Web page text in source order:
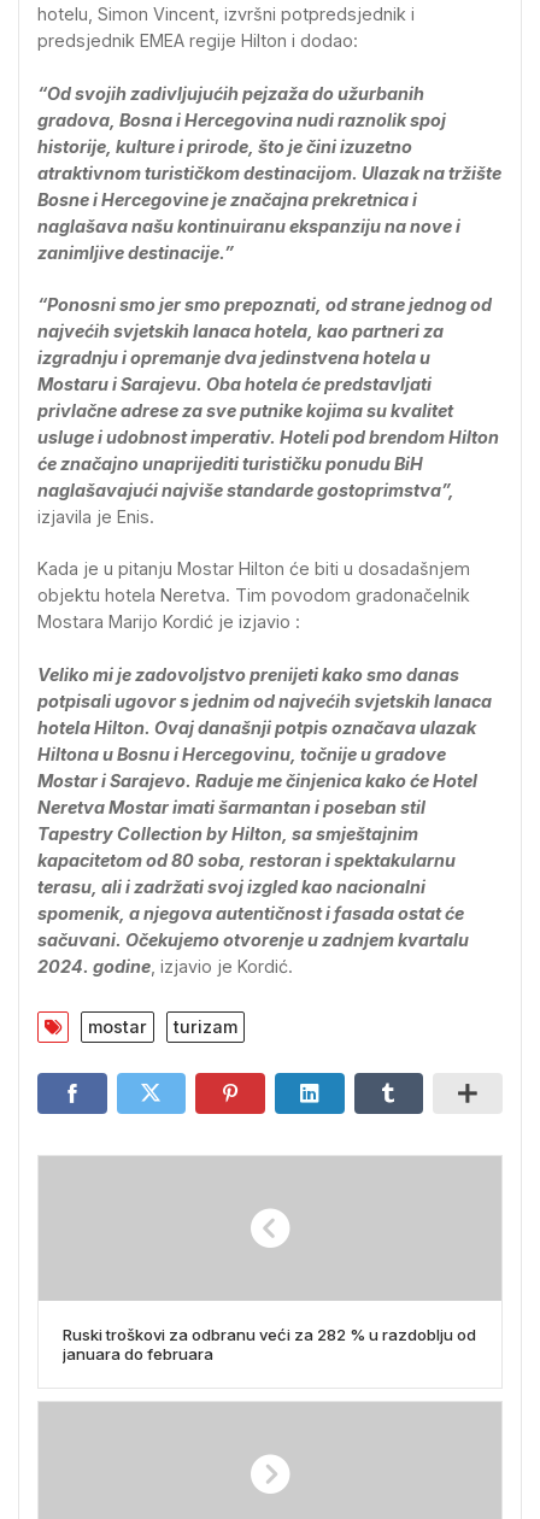
hotelu, Simon Vincent, izvršni potpredsjednik i
predsjednik EMEA regije Hilton i dodao:
“Od svojih zadivljujućih pejzaža do užurbanih
gradova, Bosna i Hercegovina nudi raznolik spoj
historije, kulture i prirode, što je čini izuzetno
atraktivnom turističkom destinacijom. Ulazak na tržište
Bosne i Hercegovine je značajna prekretnica i
naglašava našu kontinuiranu ekspanziju na nove i
zanimljive destinacije.”
“Ponosni smo jer smo prepoznati, od strane jednog od
najvećih svjetskih lanaca hotela, kao partneri za
izgradnju i opremanje dva jedinstvena hotela u
Mostaru i Sarajevu. Oba hotela će predstavljati
privlačne adrese za sve putnike kojima su kvalitet
usluge i udobnost imperativ. Hoteli pod brendom Hilton
će značajno unaprijediti turističku ponudu BiH
naglašavajući najviše standarde gostoprimstva”,
izjavila je Enis.
Kada je u pitanju Mostar Hilton će biti u dosadašnjem
objektu hotela Neretva. Tim povodom gradonačelnik
Mostara Marijo Kordić je izjavio :
Veliko mi je zadovoljstvo prenijeti kako smo danas
potpisali ugovor s jednim od najvećih svjetskih lanaca
hotela Hilton. Ovaj današnji potpis označava ulazak
Hiltona u Bosnu i Hercegovinu, točnije u gradove
Mostar i Sarajevo. Raduje me činjenica kako će Hotel
Neretva Mostar imati šarmantan i poseban stil
Tapestry Collection by Hilton, sa smještajnim
kapacitetom od 80 soba, restoran i spektakularnu
terasu, ali i zadržati svoj izgled kao nacionalni
spomenik, a njegova autentičnost i fasada ostat će
sačuvani. Očekujemo otvorenje u zadnjem kvartalu
2024. godine , izjavio je Kordić.
mostar turizam
Ruski troškovi za odbranu veći za 282 % u razdoblju od
januara do februara